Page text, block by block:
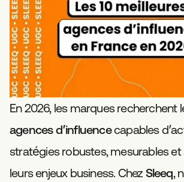
En 2026, les marques recherchent
agences d’influencecapables
stratégies robustes, mesurables et
leurs enjeux business. Chez Sleeq,